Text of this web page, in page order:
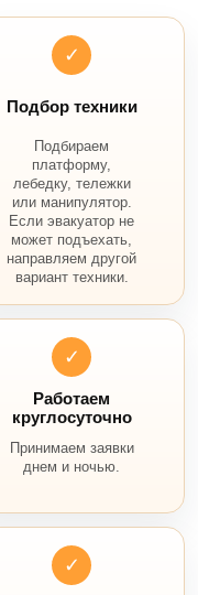
✓
Подбор техники
Подбираем
платформу,
лебедку, тележки
или манипулятор.
Если эвакуатор не
может подъехать,
направляем другой
вариант техники.
✓
Работаем
круглосуточно
Принимаем заявки
днем и ночью.
✓